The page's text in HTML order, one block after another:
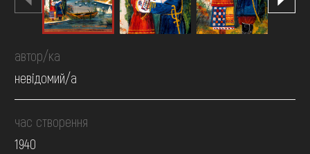
автор/ка
невідомий/а
час створення
1940